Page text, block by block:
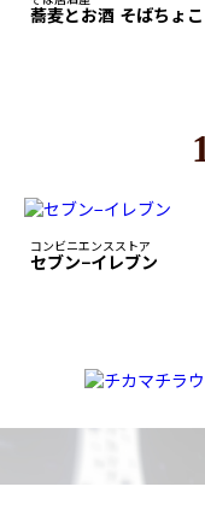
蕎麦とお酒 そばちょこ
コンビニエンスストア
セブン−イレブン